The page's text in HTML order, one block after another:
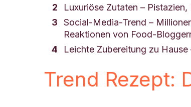
Luxuriöse Zutaten –
Social-Media-Trend –
Reaktionen von Food-
Leichte Zubereitung zu
Trend Rezept: